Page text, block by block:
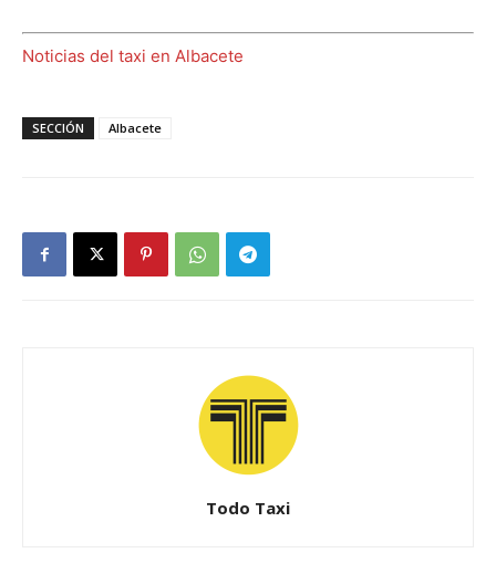
Noticias del taxi en Albacete
SECCIÓN Albacete
Todo Taxi